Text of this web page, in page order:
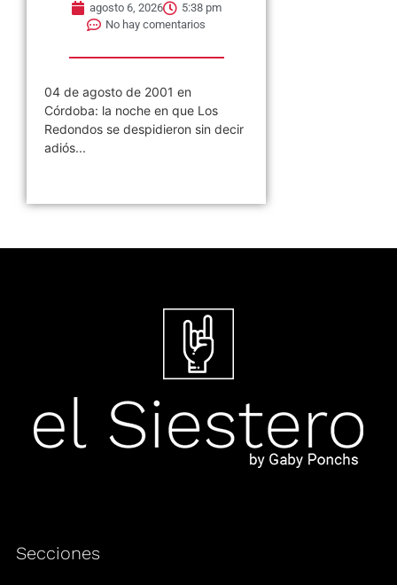
agosto 6, 2026
5:38 pm
No hay comentarios
04 de agosto de 2001 en
Córdoba: la noche en que Los
Redondos se despidieron sin decir
adiós...
Secciones